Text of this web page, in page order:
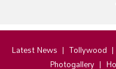
Latest News Tollywood
Photogallery